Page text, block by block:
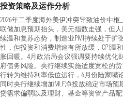
投资策略及运作分析
2026年二季度海外美伊冲突导致油价中
联储加息预期抬头，美元指数走强，但
续温和复苏态势，制造业PMI持续处于扩
性，但投资和消费增速有所放缓，CPI温
胀回暖。4月政治局会议强调要持续优化
府债务风险。央行继续实施适度宽松的
行转为维持利率低位运行，6月份陆家嘴
同时央行继续增加MLF净投放稳定市场
贷需求偏弱以及理财、基金等资管产品